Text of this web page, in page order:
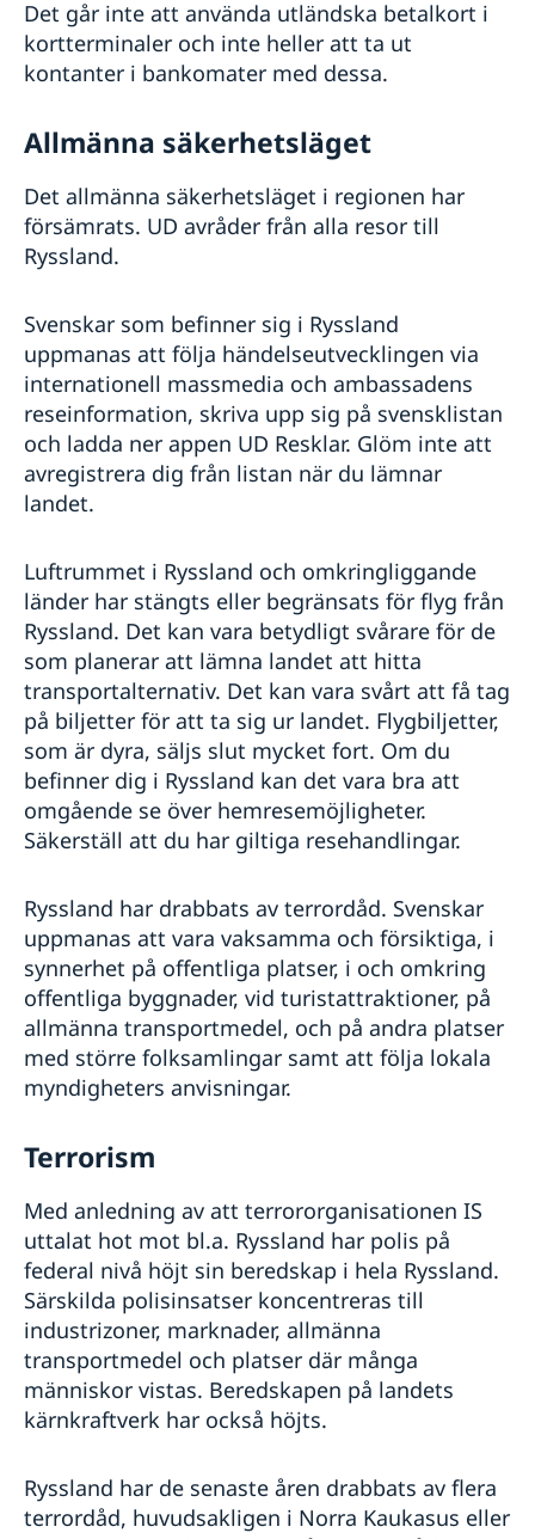
Det går inte att använda utländska betalkort i
kortterminaler och inte heller att ta ut
kontanter i bankomater med dessa.
Allmänna säkerhetsläget
Det allmänna säkerhetsläget i regionen har
försämrats. UD avråder från alla resor till
Ryssland.
Svenskar som befinner sig i Ryssland
uppmanas att följa händelseutvecklingen via
internationell massmedia och ambassadens
reseinformation, skriva upp sig på svensklistan
och ladda ner appen UD Resklar. Glöm inte att
avregistrera dig från listan när du lämnar
landet.
Luftrummet i Ryssland och omkringliggande
länder har stängts eller begränsats för flyg från
Ryssland. Det kan vara betydligt svårare för de
som planerar att lämna landet att hitta
transportalternativ. Det kan vara svårt att få tag
på biljetter för att ta sig ur landet. Flygbiljetter,
som är dyra, säljs slut mycket fort. Om du
befinner dig i Ryssland kan det vara bra att
omgående se över hemresemöjligheter.
Säkerställ att du har giltiga resehandlingar.
Ryssland har drabbats av terrordåd. Svenskar
uppmanas att vara vaksamma och försiktiga, i
synnerhet på offentliga platser, i och omkring
offentliga byggnader, vid turistattraktioner, på
allmänna transportmedel, och på andra platser
med större folksamlingar samt att följa lokala
myndigheters anvisningar.
Terrorism
Med anledning av att terrororganisationen IS
uttalat hot mot bl.a. Ryssland har polis på
federal nivå höjt sin beredskap i hela Ryssland.
Särskilda polisinsatser koncentreras till
industrizoner, marknader, allmänna
transportmedel och platser där många
människor vistas. Beredskapen på landets
kärnkraftverk har också höjts.
Ryssland har de senaste åren drabbats av flera
terrordåd, huvudsakligen i Norra Kaukasus eller